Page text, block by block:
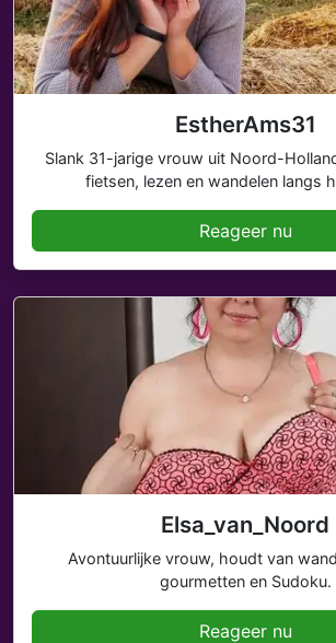
EstherAms31
Slank 31-jarige vrouw uit Noord-
fietsen, lezen en wandelen langs
Reageer nu
Elsa_van_Noord
Avontuurlijke vrouw, houdt van
gourmetten en Sudoku.
Reageer nu